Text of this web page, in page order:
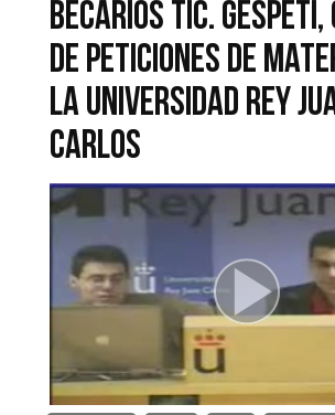
BECARIOS TIC. GESPETI,
DE PETICIONES DE
LA UNIVERSIDAD REY
CARLOS